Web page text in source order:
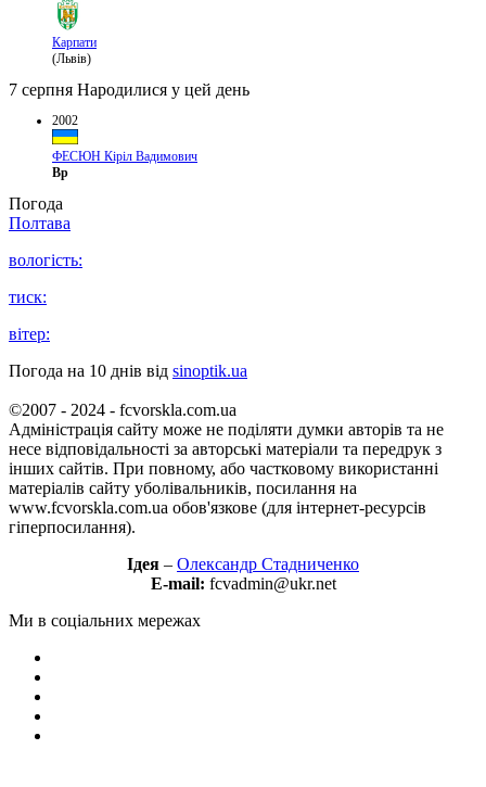
Карпати
(Львів)
7 серпня Народилися у цей день
2002
ФЕСЮН Кіріл Вадимович
Вр
Погода
Полтава
вологість:
тиск:
вітер:
Погода на 10 днів від sinoptik.ua
©2007 - 2024 - fcvorskla.com.ua
Адміністрація сайту може не поділяти думки авторів та не
несе відповідальності за авторські матеріали та передрук з
інших сайтів. При повному, або частковому використанні
матеріалів сайту уболівальників, посилання на
www.fcvorskla.com.ua обов'язкове (для інтернет-ресурсів
гіперпосилання).
Ідея – Олександр Стадниченко
E-mail: fcvadmin@ukr.net
Ми в соціальних мережах